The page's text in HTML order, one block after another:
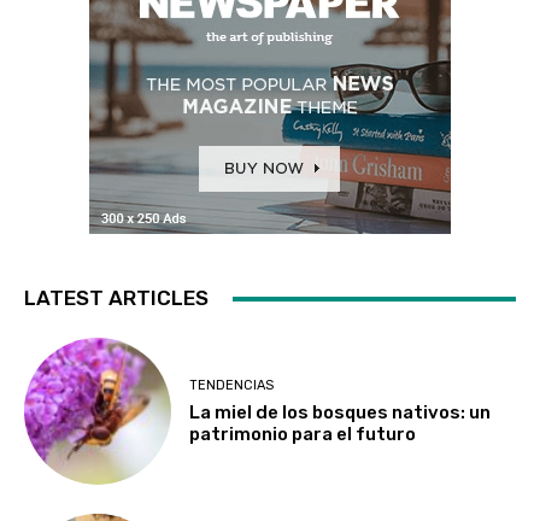
LATEST ARTICLES
TENDENCIAS
La miel de los bosques nativos: un
patrimonio para el futuro